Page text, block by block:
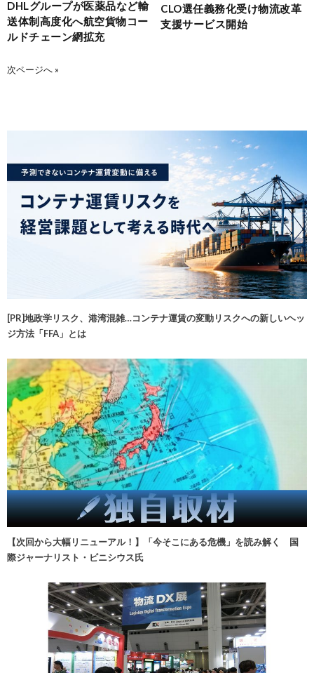
DHLグループが医薬品など輸
送体制高度化へ航空貨物コー
ルドチェーン網拡充
CLO選任義務化受け物流改革
支援サービス開始
次ページへ »
[PR]地政学リスク、港湾混雑…コンテナ運賃の変動リスクへの新しいヘッ
ジ方法「FFA」とは
【次回から大幅リニューアル！】「今そこにある危機」を読み解く 国
際ジャーナリスト・ビニシウス氏